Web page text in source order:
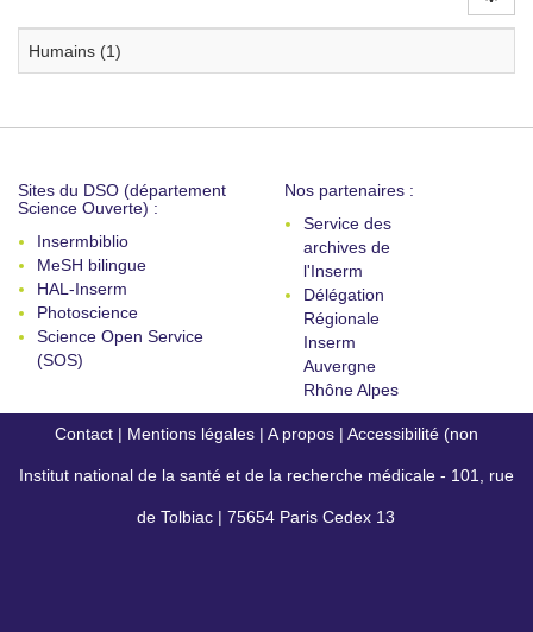
Humains (1)
Sites du DSO (département
Science Ouverte) :
Insermbiblio
MeSH bilingue
HAL-Inserm
Photoscience
Science Open Service
(SOS)
Nos partenaires :
Service des
archives de
l'Inserm
Délégation
Régionale
Inserm
Auvergne
Rhône Alpes
Contact | Mentions légales | A propos | Accessibilité (non
conforme)
Institut national de la santé et de la recherche médicale - 101, rue
de Tolbiac | 75654 Paris Cedex 13